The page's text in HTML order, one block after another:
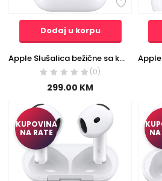
Dodaj u korpu
Apple Slušalica bežične sa kutijicom za punjenje, Bluetooth – AirPods 2nd Gen.; MV7N2ZM/A
(0)
299.00 KM
KUPOVINA
NA RATE
NA